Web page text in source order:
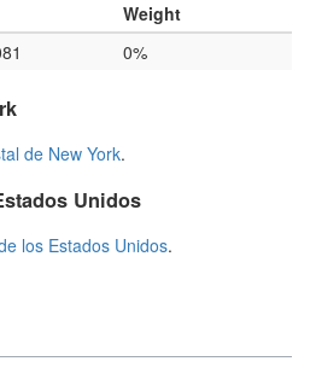
Weight
0%
de New York.
Unidos
los Estados Unidos.